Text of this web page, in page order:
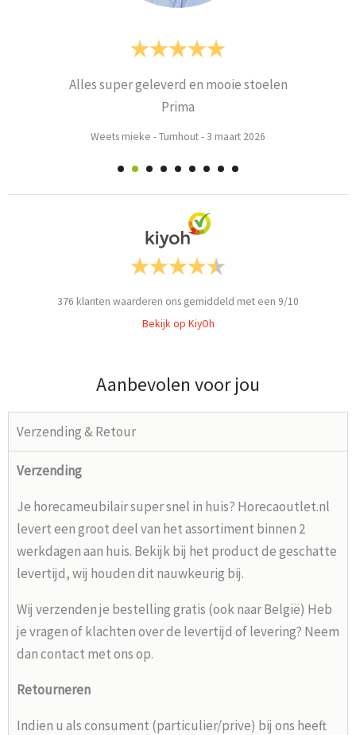
Alles super geleverd en mooie stoelen
Prima
Weets mieke -Turnhout- 3 maart 2026
376 klanten waarderen ons gemiddeld met een 9/10
Bekijk op KiyOh
Aanbevolen voor jou
Verzending & Retour
Verzending
Je horecameubilair super snel in huis? Horecaoutlet.nl
levert een groot deel van het assortiment binnen 2
werkdagen aan huis. Bekijk bij het product de geschatte
levertijd, wij houden dit nauwkeurig bij.
Wij verzenden je bestelling gratis (ook naar België) Heb
je vragen of klachten over de levertijd of levering? Neem
dan contact met ons op.
Retourneren
Indien u als consument (particulier/prive) bij ons heeft